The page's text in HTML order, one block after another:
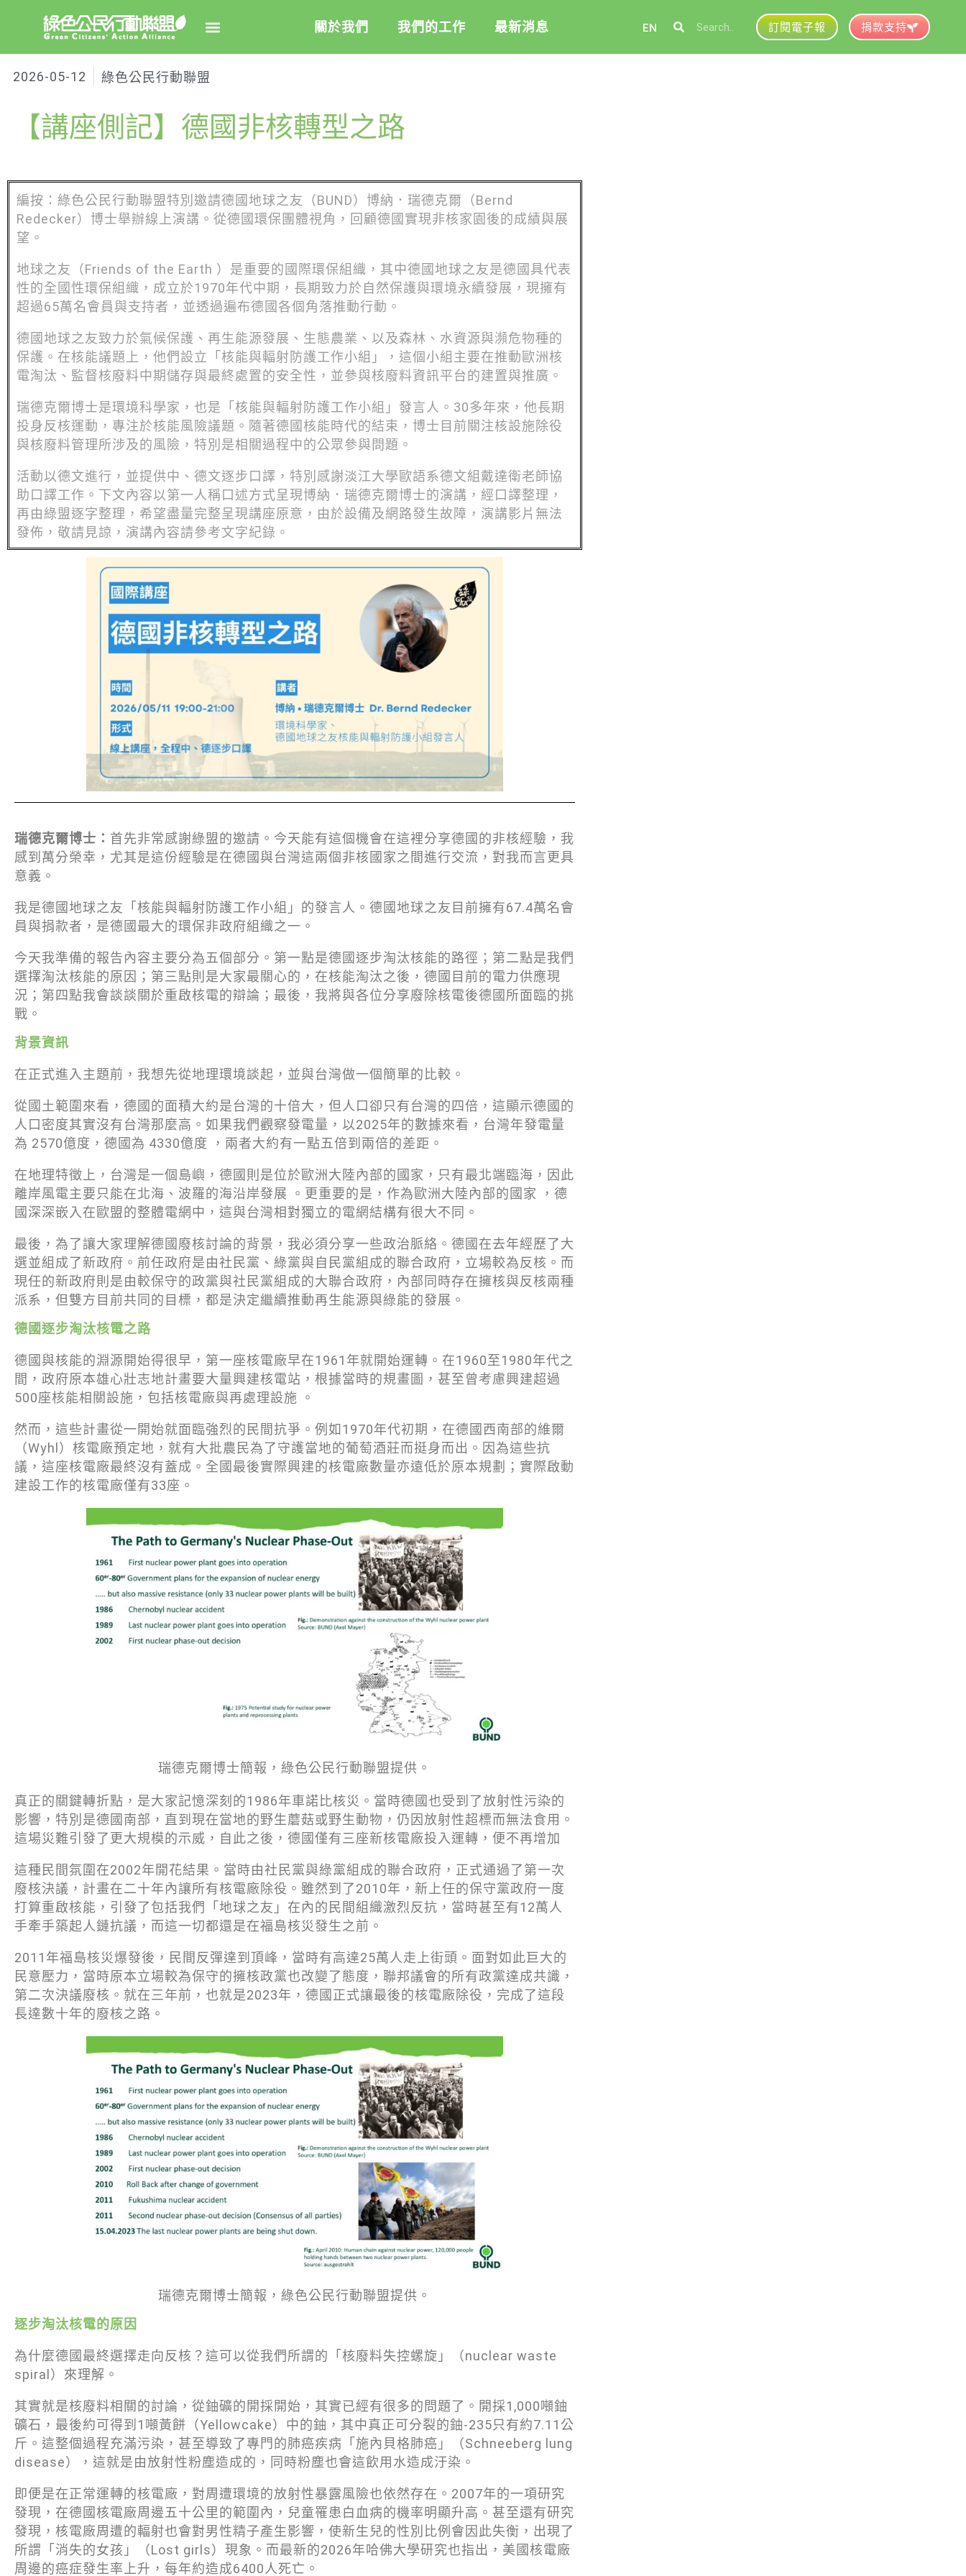
綠盟簡介
綠盟團隊
聯絡資訊
年度報告與財報
廢除核電
透明足跡 工作側記
出版及義賣品
關於我們 我們的工作 最新消息 EN 訂閱電子報 捐款支持
2026-05-12 綠色公民行動聯盟
【講座側記】德國非核轉型之路
編按：綠色公民行動聯盟特別邀請德國地球之友（BUND）博納．瑞德克爾（Bernd
Redecker）博士舉辦線上演講。從德國環保團體視角，回顧德國實現非核家園後的成績與展
望。
地球之友（Friends of the Earth ）是重要的國際環保組織，其中德國地球之友是德國具代表
性的全國性環保組織，成立於1970年代中期，長期致力於自然保護與環境永續發展，現擁有
超過65萬名會員與支持者，並透過遍布德國各個角落推動行動。
德國地球之友致力於氣候保護、再生能源發展、生態農業、以及森林、水資源與瀕危物種的
保護。在核能議題上，他們設立「核能與輻射防護工作小組」，這個小組主要在推動歐洲核
電淘汰、監督核廢料中期儲存與最終處置的安全性，並參與核廢料資訊平台的建置與推廣。
瑞德克爾博士是環境科學家，也是「核能與輻射防護工作小組」發言人。30多年來，他長期
投身反核運動，專注於核能風險議題。隨著德國核能時代的結束，博士目前關注核設施除役
與核廢料管理所涉及的風險，特別是相關過程中的公眾參與問題。
活動以德文進行，並提供中、德文逐步口譯，特別感謝淡江大學歐語系德文組戴達衛老師協
助口譯工作。下文內容以第一人稱口述方式呈現博納．瑞德克爾博士的演講，經口譯整理，
再由綠盟逐字整理，希望盡量完整呈現講座原意，由於設備及網路發生故障，演講影片無法
發佈，敬請見諒，演講內容請參考文字紀錄。
瑞德克爾博士： 首先非常感謝綠盟的邀請。今天能有這個機會在這裡分享德國的非核經驗，我
感到萬分榮幸，尤其是這份經驗是在德國與台灣這兩個非核國家之間進行交流，對我而言更具
意義。
我是德國地球之友「核能與輻射防護工作小組」的發言人。德國地球之友目前擁有67.4萬名會
員與捐款者，是德國最大的環保非政府組織之一。
今天我準備的報告內容主要分為五個部分。第一點是德國逐步淘汰核能的路徑；第二點是我們
選擇淘汰核能的原因；第三點則是大家最關心的，在核能淘汰之後，德國目前的電力供應現
況；第四點我會談談關於重啟核電的辯論；最後，我將與各位分享廢除核電後德國所面臨的挑
戰。
背景資訊
在正式進入主題前，我想先從地理環境談起，並與台灣做一個簡單的比較。
從國土範圍來看，德國的面積大約是台灣的十倍大，但人口卻只有台灣的四倍，這顯示德國的
人口密度其實沒有台灣那麼高。如果我們觀察發電量，以2025年的數據來看，台灣年發電量
為 2570億度，德國為 4330億度 ，兩者大約有一點五倍到兩倍的差距。
在地理特徵上，台灣是一個島嶼，德國則是位於歐洲大陸內部的國家，只有最北端臨海，因此
離岸風電主要只能在北海、波羅的海沿岸發展 。更重要的是，作為歐洲大陸內部的國家 ，德
國深深嵌入在歐盟的整體電網中，這與台灣相對獨立的電網結構有很大不同。
最後，為了讓大家理解德國廢核討論的背景，我必須分享一些政治脈絡。德國在去年經歷了大
選並組成了新政府。前任政府是由社民黨、綠黨與自民黨組成的聯合政府，立場較為反核。而
現任的新政府則是由較保守的政黨與社民黨組成的大聯合政府，內部同時存在擁核與反核兩種
派系，但雙方目前共同的目標，都是決定繼續推動再生能源與綠能的發展。
德國逐步淘汰核電之路
德國與核能的淵源開始得很早，第一座核電廠早在1961年就開始運轉。在1960至1980年代之
間，政府原本雄心壯志地計畫要大量興建核電站，根據當時的規畫圖，甚至曾考慮興建超過
500座核能相關設施，包括核電廠與再處理設施 。
然而，這些計畫從一開始就面臨強烈的民間抗爭。例如1970年代初期，在德國西南部的維爾
（Wyhl）核電廠預定地，就有大批農民為了守護當地的葡萄酒莊而挺身而出。因為這些抗
議，這座核電廠最終沒有蓋成。全國最後實際興建的核電廠數量亦遠低於原本規劃；實際啟動
建設工作的核電廠僅有33座。
瑞德克爾博士簡報，綠色公民行動聯盟提供。
真正的關鍵轉折點，是大家記憶深刻的1986年車諾比核災。當時德國也受到了放射性污染的
影響，特別是德國南部，直到現在當地的野生蘑菇或野生動物，仍因放射性超標而無法食用。
這場災難引發了更大規模的示威，自此之後，德國僅有三座新核電廠投入運轉，便不再增加
這種民間氛圍在2002年開花結果。當時由社民黨與綠黨組成的聯合政府，正式通過了第一次
廢核決議，計畫在二十年內讓所有核電廠除役。雖然到了2010年，新上任的保守黨政府一度
打算重啟核能，引發了包括我們「地球之友」在內的民間組織激烈反抗，當時甚至有12萬人
手牽手築起人鏈抗議，而這一切都還是在福島核災發生之前。
2011年福島核災爆發後，民間反彈達到頂峰，當時有高達25萬人走上街頭。面對如此巨大的
民意壓力，當時原本立場較為保守的擁核政黨也改變了態度，聯邦議會的所有政黨達成共識，
第二次決議廢核。就在三年前，也就是2023年，德國正式讓最後的核電廠除役，完成了這段
長達數十年的廢核之路。
瑞德克爾博士簡報，綠色公民行動聯盟提供。
逐步淘汰核電的原因
為什麼德國最終選擇走向反核？這可以從我們所謂的「核廢料失控螺旋」（nuclear waste
spiral）來理解。
其實就是核廢料相關的討論，從鈾礦的開採開始，其實已經有很多的問題了。開採1,000噸鈾
礦石，最後約可得到1噸黃餅（Yellowcake）中的鈾，其中真正可分裂的鈾-235只有約7.11公
斤。這整個過程充滿污染，甚至導致了專門的肺癌疾病「施內貝格肺癌」（Schneeberg lung
disease），這就是由放射性粉塵造成的，同時粉塵也會這飲用水造成汙染。
即便是在正常運轉的核電廠，對周遭環境的放射性暴露風險也依然存在。2007年的一項研究
發現，在德國核電廠周邊五十公里的範圍內，兒童罹患白血病的機率明顯升高。甚至還有研究
發現，核電廠周遭的輻射也會對男性精子產生影響，使新生兒的性別比例會因此失衡，出現了
所謂「消失的女孩」（Lost girls）現象。而最新的2026年哈佛大學研究也指出，美國核電廠
周邊的癌症發生率上升，每年約造成6400人死亡。